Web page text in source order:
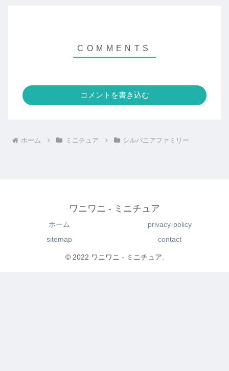
コメントを書き込む
ホーム ミニチュア シルバニアファミリー
ワニワニ - ミニチュア
ホーム
privacy-policy
sitemap
contact
© 2022 ワニワニ - ミニチュア.